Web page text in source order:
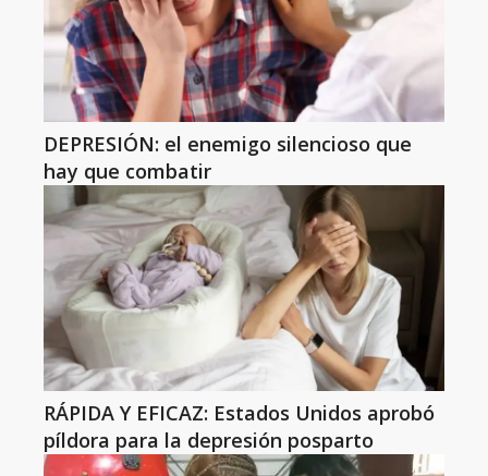
DEPRESIÓN: el enemigo silencioso que
hay que combatir
RÁPIDA Y EFICAZ: Estados Unidos aprobó
píldora para la depresión posparto